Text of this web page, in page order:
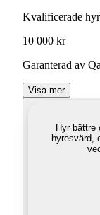
Kvalificerade
10 000 kr
Garanterad av
Visa mer
Hyr bättre
hyresvärd,